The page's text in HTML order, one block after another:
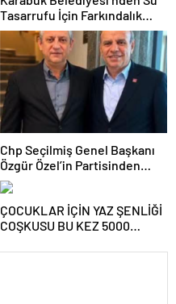
Tasarrufu İçin Farkındalık
Kampanyası
Chp Seçilmiş Genel Başkanı
Özgür Özel’in Partisinden
İstifası Sonrası Chp Karabük İl
Eski Başkanları Abdullah
Çakır ve Erdal Demir de
Partilerinden İstifa Ettiler
ÇOCUKLAR İÇİN YAZ ŞENLİĞİ
COŞKUSU BU KEZ 5000